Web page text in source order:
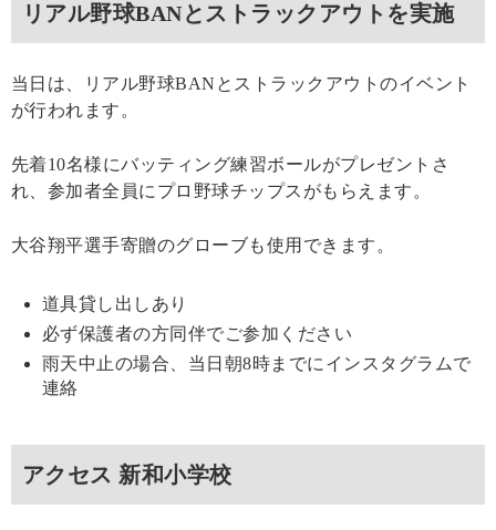
リアル野球BANとストラックアウトを実施
当日は、リアル野球BANとストラックアウトのイベント
が行われます。
先着10名様にバッティング練習ボールがプレゼントさ
れ、参加者全員にプロ野球チップスがもらえます。
大谷翔平選手寄贈のグローブも使用できます。
道具貸し出しあり
必ず保護者の方同伴でご参加ください
雨天中止の場合、当日朝8時までにインスタグラムで
連絡
アクセス 新和小学校